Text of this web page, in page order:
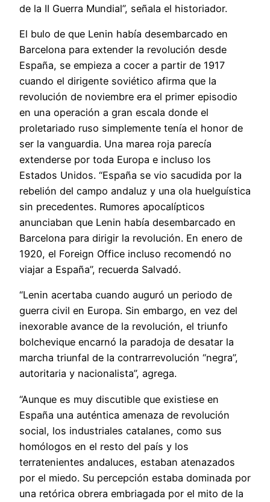
de la II Guerra Mundial”, señala el historiador.
El bulo de que Lenin había desembarcado en
Barcelona para extender la revolución desde
España, se empieza a cocer a partir de 1917
cuando el dirigente soviético afirma que la
revolución de noviembre era el primer episodio
en una operación a gran escala donde el
proletariado ruso simplemente tenía el honor de
ser la vanguardia. Una marea roja parecía
extenderse por toda Europa e incluso los
Estados Unidos. “España se vio sacudida por la
rebelión del campo andaluz y una ola huelguística
sin precedentes. Rumores apocalípticos
anunciaban que Lenin había desembarcado en
Barcelona para dirigir la revolución. En enero de
1920, el Foreign Office incluso recomendó no
viajar a España”, recuerda Salvadó.
“Lenin acertaba cuando auguró un periodo de
guerra civil en Europa. Sin embargo, en vez del
inexorable avance de la revolución, el triunfo
bolchevique encarnó la paradoja de desatar la
marcha triunfal de la contrarrevolución “negra”,
autoritaria y nacionalista”, agrega.
“Aunque es muy discutible que existiese en
España una auténtica amenaza de revolución
social, los industriales catalanes, como sus
homólogos en el resto del país y los
terratenientes andaluces, estaban atenazados
por el miedo. Su percepción estaba dominada por
una retórica obrera embriagada por el mito de la